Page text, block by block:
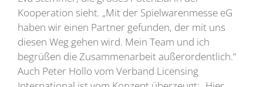
Kooperation sieht. „Mit der Spielwarenmesse eG
haben wir einen Partner gefunden, der mit uns
diesen Weg gehen wird. Mein Team und ich
begrüßen die Zusammenarbeit außerordentlich.“
Auch Peter Hollo vom Verband Licensing